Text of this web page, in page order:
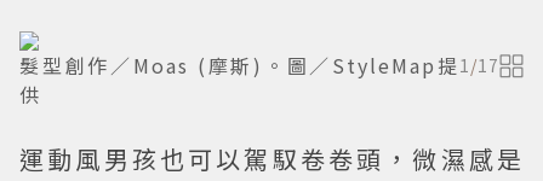
髮型創作／Moas (摩斯)。圖／StyleMap提
供
1/17
運動風男孩也可以駕馭卷卷頭，微濕感是